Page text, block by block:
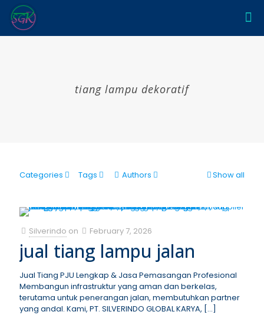
tiang lampu dekoratif
Categories Tags Authors Show all
Silverindo on February 7, 2026
jual tiang lampu jalan
Jual Tiang PJU Lengkap & Jasa Pemasangan Profesional
Membangun infrastruktur yang aman dan berkelas,
terutama untuk penerangan jalan, membutuhkan partner
yang andal. Kami, PT. SILVERINDO GLOBAL KARYA, […]